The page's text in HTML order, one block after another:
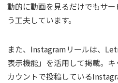
動的に動画を見るだけでもサ
う工夫しています。
また、Instagramリールは、
表示機能」を活用して掲載。
カウントで投稿している